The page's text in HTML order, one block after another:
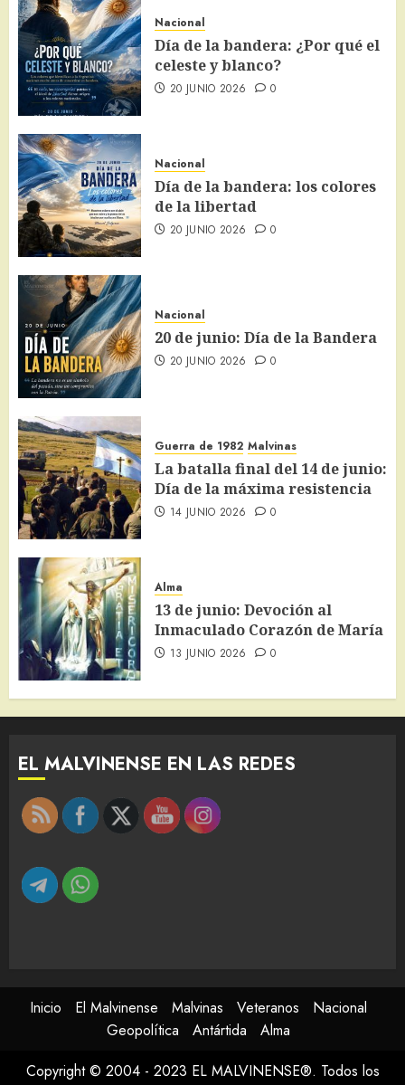
Nacional
Día de la bandera: ¿Por qué el
celeste y blanco?
20 JUNIO 2026 0
Nacional
Día de la bandera: los colores
de la libertad
20 JUNIO 2026 0
Nacional
20 de junio: Día de la Bandera
20 JUNIO 2026 0
Guerra de 1982 Malvinas
La batalla final del 14 de junio:
Día de la máxima resistencia
14 JUNIO 2026 0
Alma
13 de junio: Devoción al
Inmaculado Corazón de María
13 JUNIO 2026 0
EL MALVINENSE EN LAS REDES
Inicio El Malvinense Malvinas Veteranos
Nacional
Geopolítica
Antártida
Alma
Copyright © 2004 - 2023 EL MALVINENSE®. Todos los